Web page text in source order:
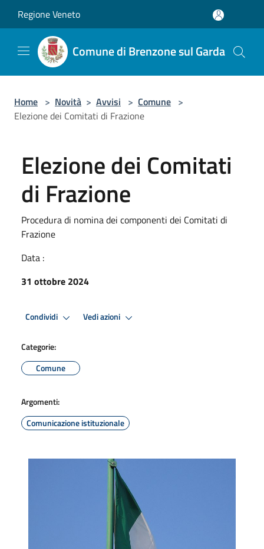
Regione Veneto
Comune di Brenzone sul Garda
Home > Novità > Avvisi > Comune >
Elezione dei Comitati di Frazione
Elezione dei Comitati
di Frazione
Procedura di nomina dei componenti dei Comitati di
Frazione
Data :
31 ottobre 2024
Condividi Vedi azioni
Categorie:
Comune
Argomenti:
Comunicazione istituzionale